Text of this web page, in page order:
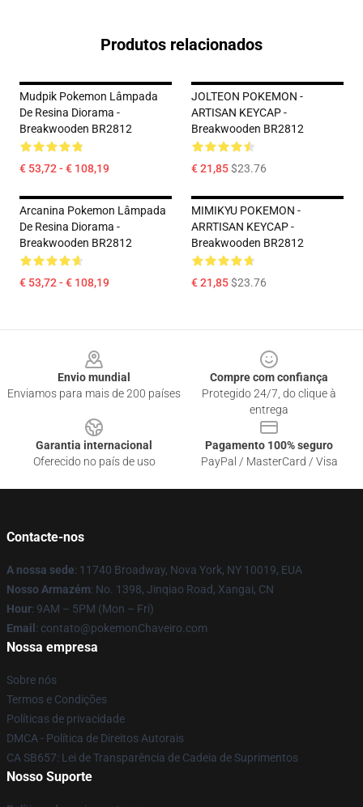
Produtos relacionados
Mudpik Pokemon Lâmpada
De Resina Diorama -
Breakwooden BR2812
€ 53,72 - € 108,19
JOLTEON POKEMON -
ARTISAN KEYCAP -
Breakwooden BR2812
€ 21,85$23.76
Arcanina Pokemon Lâmpada
De Resina Diorama -
Breakwooden BR2812
€ 53,72 - € 108,19
MIMIKYU POKEMON -
ARRTISAN KEYCAP -
Breakwooden BR2812
€ 21,85$23.76
Envio mundial
Enviamos para mais de 200 países
Compre com confiança
Protegido 24/7, do clique à
entrega
Garantia internacional
Oferecido no país de uso
Pagamento 100% seguro
PayPal / MasterCard / Visa
Contacte-nos
A nossa sede: 11740 Broadway, Nova York, NY 10019, EUA
Nosso Armazém: No. 1398, Jinqiao Road, Xangai, CN
Hour: 9AM – 5PM (Mon – Fri)
Email : contato@pokemonChaveiro.com
Nossa empresa
Sobre nós
Termos e Condições
Políticas de privacidade
DMCA - Política de Direitos Autorais
CA SB657: Lei de Transparência de Cadeia de Suprimentos
Nosso Suporte